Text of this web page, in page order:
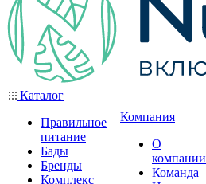
Каталог
Правильное
питание
Бады
Бренды
Комплекс
Компания
О
компании
Команда